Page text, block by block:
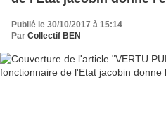
Publié le 30/10/2017 à 15:14
Par Collectif BEN